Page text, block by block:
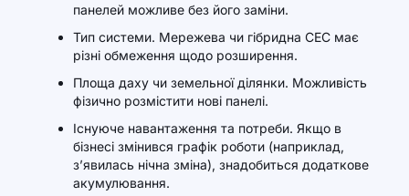
панелей можливе без його заміни.
Тип системи. Мережева чи гібридна СЕС має
різні обмеження щодо розширення.
Площа даху чи земельної ділянки. Можливість
фізично розмістити нові панелі.
Існуюче навантаження та потреби. Якщо в
бізнесі змінився графік роботи (наприклад,
з’явилась нічна зміна), знадобиться додаткове
акумулювання.